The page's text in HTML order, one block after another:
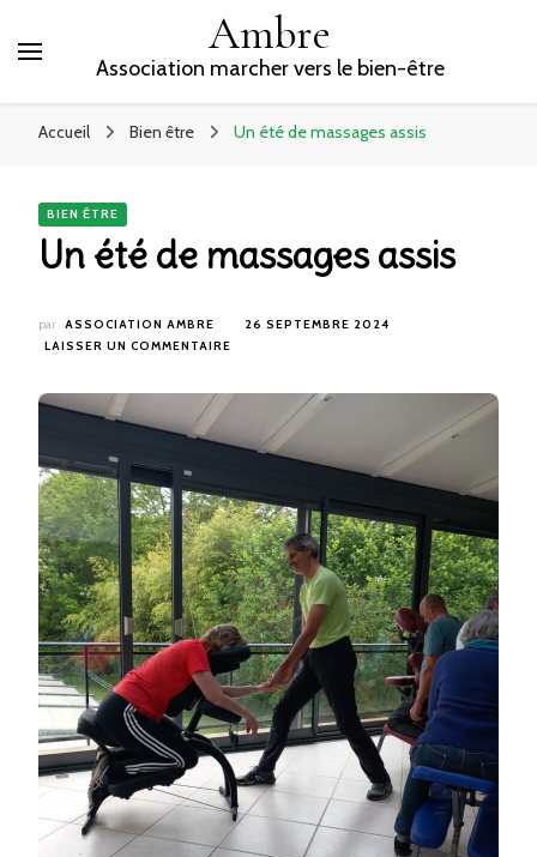
Ambre
Association marcher vers le bien-être
Accueil Bien être Un été de massages assis
BIEN ÊTRE
Un été de massages assis
par ASSOCIATION AMBRE
26 SEPTEMBRE 2024
LAISSER UN COMMENTAIRE
MASSAGES
ASSIS